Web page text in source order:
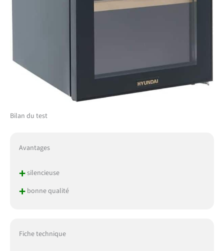
Bilan du test
Avantages
+silencieuse
+bonne qualité
Fiche technique